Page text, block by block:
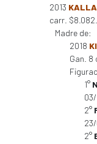
2013
carr.
Madre de:
2018
Gan. 8
1°
2°
2°